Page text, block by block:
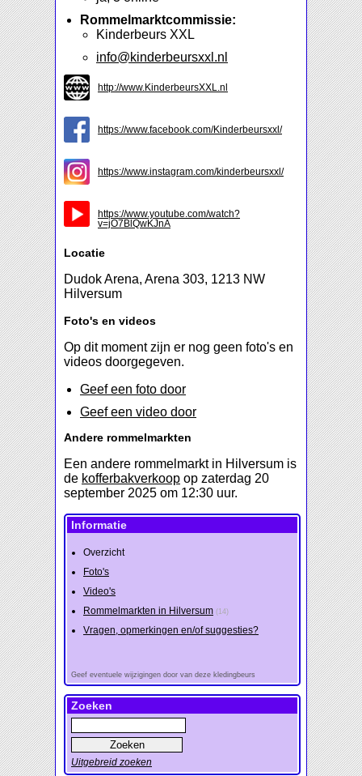
Rommelmarktcommissie:
Kinderbeurs XXL
info@kinderbeursxxl.nl
http://www.KinderbeursXXL.nl
https://www.facebook.com/Kinderbeursxxl/
https://www.instagram.com/kinderbeursxxl/
https://www.youtube.com/watch?
v=jO7BlQwKJnA
Locatie
Dudok Arena, Arena 303, 1213 NW
Hilversum
Foto's en videos
Op dit moment zijn er nog geen foto's en
videos doorgegeven.
Geef een foto door
Geef een video door
Andere rommelmarkten
Een andere rommelmarkt in Hilversum is
de kofferbakverkoop op zaterdag 20
september 2025 om 12:30 uur.
Informatie
Overzicht
Foto's
Video's
Rommelmarkten in Hilversum (14)
Vragen, opmerkingen en/of suggesties?
Geef eventuele wijzigingen door van deze kledingbeurs
Zoeken
Uitgebreid zoeken